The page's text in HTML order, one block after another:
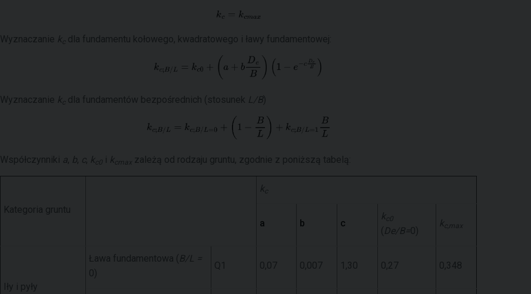
Wyznaczanie k dla fundamentu kołowego, kwadratowego i ławy fundamentowej:
Wyznaczanie k dla fundamentów bezpośrednich (stosunek L/B)
Współczynniki a, b, c, k i k cmax zależą od rodzaju gruntu, zgodnie z poniższą tabelą:
Kategoria gruntu
k
a b c
k
( De/B= 0)
k c,max
Iły i pyły
Ława fundamentowa ( B/L =
0)
Q1 0,07 0,007 1,30 0,27 0,348